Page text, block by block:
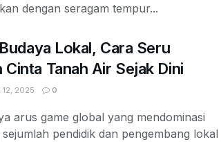
dengan seragam tempur...
Lokal, Cara Seru
Cinta Tanah Air Sejak Dini
12, 2025 0
arus game global yang mendominasi
pendidik dan pengembang lokal